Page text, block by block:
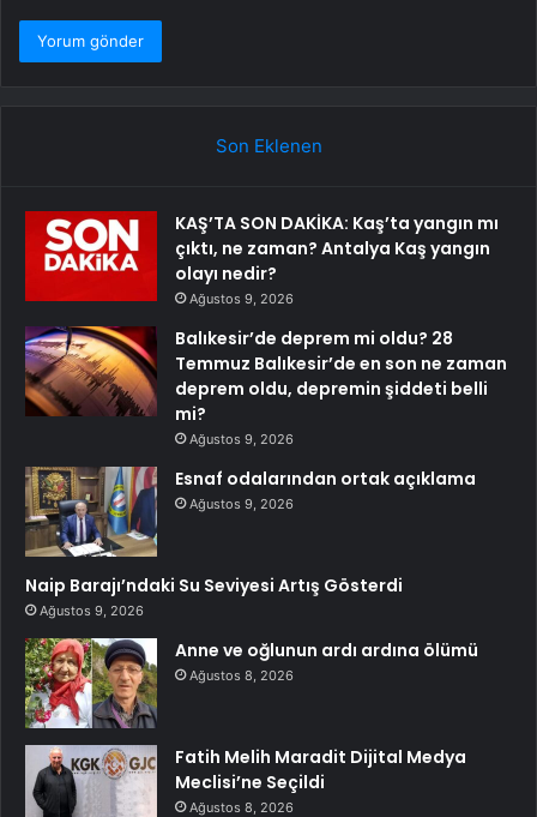
Son Eklenen
KAŞ’TA SON DAKİKA: Kaş’ta yangın mı
çıktı, ne zaman? Antalya Kaş yangın
olayı nedir?
Ağustos 9, 2026
Balıkesir’de deprem mi oldu? 28
Temmuz Balıkesir’de en son ne zaman
deprem oldu, depremin şiddeti belli
mi?
Ağustos 9, 2026
Esnaf odalarından ortak açıklama
Ağustos 9, 2026
Naip Barajı’ndaki Su Seviyesi Artış Gösterdi
Ağustos 9, 2026
Anne ve oğlunun ardı ardına ölümü
Ağustos 8, 2026
Fatih Melih Maradit Dijital Medya
Meclisi’ne Seçildi
Ağustos 8, 2026